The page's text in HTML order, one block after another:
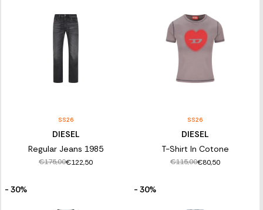
SS26
DIESEL
Regular Jeans 1985
€175,00€122,50
SS26
DIESEL
T-Shirt In Cotone
€115,00€80,50
- 30% - 30%